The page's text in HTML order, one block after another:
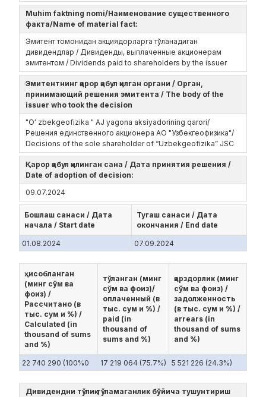
Muhim faktning nomi/Наименование существенного
факта/Name of material fact:
Эмитент томонидан акциядорларга тўланадиган
дивидендлар / Дивиденды, выплаченные акционерам
эмитентом / Dividends paid to shareholders by the issuer
Эмитентнинг қарор қабул қилган органи / Орган,
принимающий решения эмитента / The body of the
issuer who took the decision
"O' zbekgeofizika " AJ yagona aksiyadorining qarori/
Решения единственного акционера АО "Узбекгеофизика"/
Decisions of the sole shareholder of “Uzbekgeofizika” JSC
Қарор қабул қилинган сана / Дата принятия решения /
Date of adoption of decision:
09.07.2024
Бошлаш санаси / Дата
начала / Start date
Тугаш санаси / Дата
окончания / End date
01.08.2024 07.09.2024
ҳисобланган
(минг сўм ва
фоиз) /
Рассчитано (в
тыс. сум и %) /
Calculated (in
thousand of sums
and %)
тўланган (минг
сўм ва фоиз)/
оплаченный (в
тыс. сум и %) /
paid (in
thousand of
sums and %)
қарздорлик (минг
сўм ва фоиз) /
задолженность
(в тыс. сум и %) /
arrears (in
thousand of sums
and %)
22 740 290 (100%0 17 219 064 (75.7%) 5 521 226 (24.3%)
Дивидендни тўлиқ тўламаганлик бўйича тушунтириш